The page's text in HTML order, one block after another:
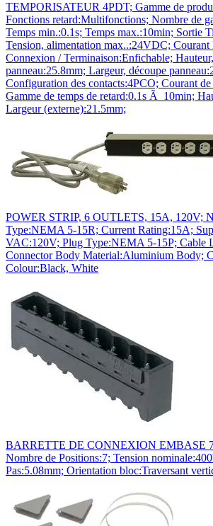
TEMPORISATEUR 4PDT; Gamme de
Fonctions retard:Multifonctions; Nombre de
Temps min.:0.1s; Temps max.:10min; Sortie
Tension, alimentation max..:24VDC;
Connexion / Terminaison:Enfichable;
panneau:25.8mm; Largeur, découpe
Configuration des contacts:4PCO; Courant
Gamme de temps de retard:0.1s Ã 10min;
Largeur (externe):21.5mm;
POWER STRIP, 6 OUTLETS, 15A, 120V;
Type:NEMA 5-15R; Current Rating:15A;
VAC:120V; Plug Type:NEMA 5-15P; Cable
Connector Body Material:Aluminium Body;
Colour:Black, White
BARRETTE DE CONNEXION EMBASE
Nombre de Positions:7; Tension
Pas:5.08mm; Orientation bloc:Traversant